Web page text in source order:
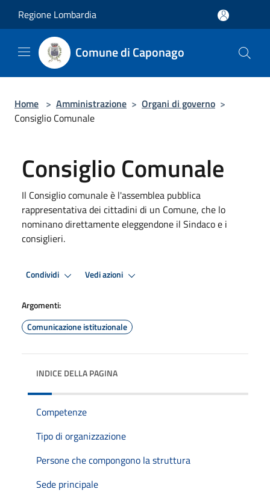
Regione Lombardia
Comune di Caponago
Home > Amministrazione > Organi di governo >
Consiglio Comunale
Consiglio Comunale
Il Consiglio comunale è l'assemblea pubblica
rappresentativa dei cittadini di un Comune, che lo
nominano direttamente eleggendone il Sindaco e i
consiglieri.
Condividi Vedi azioni
Argomenti:
Comunicazione istituzionale
INDICE DELLA PAGINA
Competenze
Tipo di organizzazione
Persone che compongono la struttura
Sede principale